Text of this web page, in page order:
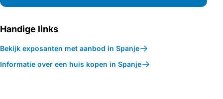
Handige links
Bekijk exposanten met aanbod in Spanje
Informatie over een huis kopen in Spanje